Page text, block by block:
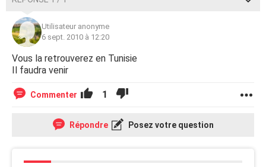
Utilisateur anonyme
6 sept. 2010 à 12:20
Vous la retrouverez en Tunisie
Il faudra venir
Commenter 1
Répondre Posez votre question